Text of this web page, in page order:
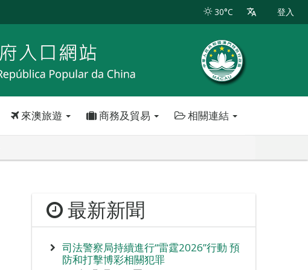
30°C 登入
來澳旅遊 商務及貿易 相關連結
最新新聞
司法警察局持續進行“雷霆2026”行動 預
防和打擊博彩相關犯罪